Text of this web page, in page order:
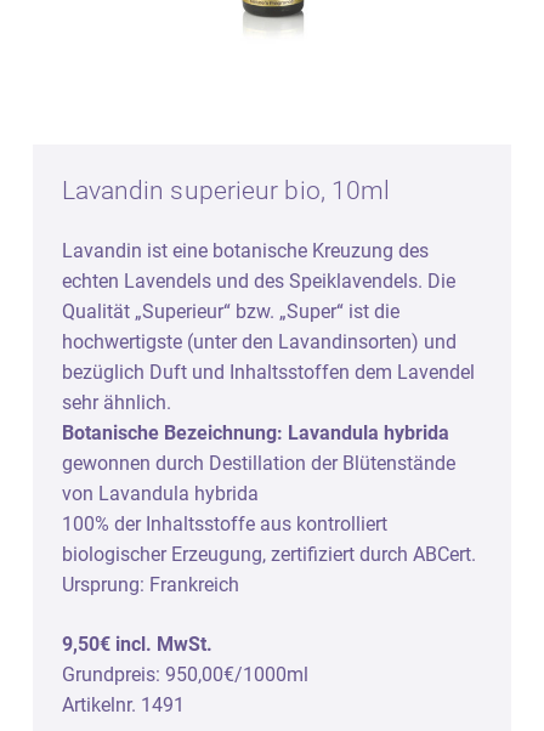
Lavandin superieur bio, 10ml
Lavandin ist eine botanische Kreuzung des
echten Lavendels und des Speiklavendels. Die
Qualität „Superieur“ bzw. „Super“ ist die
hochwertigste (unter den Lavandinsorten) und
bezüglich Duft und Inhaltsstoffen dem Lavendel
sehr ähnlich.
Botanische Bezeichnung: Lavandula hybrida
gewonnen durch Destillation der Blütenstände
von Lavandula hybrida
100% der Inhaltsstoffe aus kontrolliert
biologischer Erzeugung, zertifiziert durch ABCert.
Ursprung: Frankreich
9,50€ incl. MwSt.
Grundpreis: 950,00€/1000ml
Artikelnr. 1491